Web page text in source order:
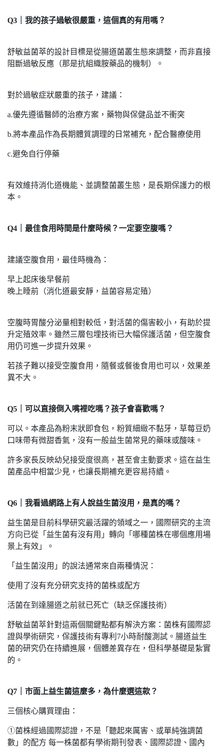
Q3｜我的孩子過敏很嚴重，這個真的有用嗎？
舒敏益菌萃的設計目標是從腸道菌叢生態來調整，而非直接
阻斷過敏反應（那是抗組織胺藥品的機制）。
對於過敏症狀嚴重的孩子，建議：
a.優先遵循醫師的治療方案，藥物與保健品並不衝突
b.將本產品作為長期體質調理的日常補充，配合醫療使用
c.避免自行停藥
有效維持消化道機能、並調整菌叢生態，是長期保護力的根
本。
Q4｜最佳食用時間是什麼時候？一定要空腹嗎？
建議空腹食用，最佳時機為：
早上起床後早餐前
晚上睡前（消化道最安靜，益菌容易定殖）
空腹時胃酸分泌量相對較低，對活菌的傷害較小，有助於提
升定殖效率。雖然三層包埋技術已大幅保護活菌，但空腹食
用仍可進一步提升效果。
若孩子難以接受空腹食用，隨餐或餐後食用也可以，效果差
異不大。
Q5｜可以直接倒入嘴裡吃嗎？孩子會喜歡嗎？
可以。本產品為粉末狀即食包，粉質細緻不黏牙，草莓豆奶
口味帶有微甜香氣，沒有一般益生菌常見的藥味或酸味。
許多家長反映幼兒接受度很高，甚至會主動要求。這在益生
菌產品中相當少見，也讓長期補充更容易持續。
Q6｜我看過網路上有人說益生菌沒用，是真的嗎？
益生菌是目前科學研究最活躍的領域之一，國際研究的主流
方向已從「益生菌有沒有用」轉向「哪種菌株在哪個應用場
景上有效」。
「益生菌沒用」的說法通常來自兩種情況：
使用了沒有充分研究支持的菌株或配方
活菌在到達腸道之前就已死亡（缺乏保護技術）
舒敏益菌萃針對這兩個關鍵點都有解決方案：菌株有國際認
證與學術研究，保護技術有專利7小時耐酸測試。腸道益生
菌的研究仍在持續進展，個體差異存在，但科學基礎是紮實
的。
Q7｜市面上益生菌這麼多，為什麼選這款？
三個核心購買理由：
①菌株經過國際認證，不是「聽起來厲害、或單純強調菌
數」的配方 每一株菌都有學術期刊發表、國際認證、國內